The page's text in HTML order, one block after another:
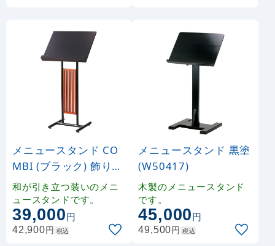
メニュースタンド CO
MBI (ブラック) 飾り縦
格子 (W50468)
和が引き立つ装いのメニ
ュースタンドです。
39,000円
42,900円 税込
メニュースタンド 黒塗
(W50417)
木製のメニュースタンド
です。
45,000円
49,500円 税込